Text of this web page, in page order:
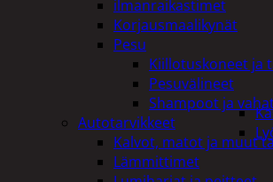
ilmanraikastimet
Korjausmaalikynät
Pesu
Kiillotuskoneet ja
Pesuvälineet
Shampoot ja
Autotarvikkeet
Kalvot, matot ja muut
Lämmittimet